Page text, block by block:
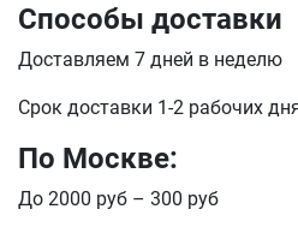
Способы доставки
Доставляем 7 дней в неделю
Срок доставки 1-2 рабочих
По Москве:
До 2000 руб – 300 руб